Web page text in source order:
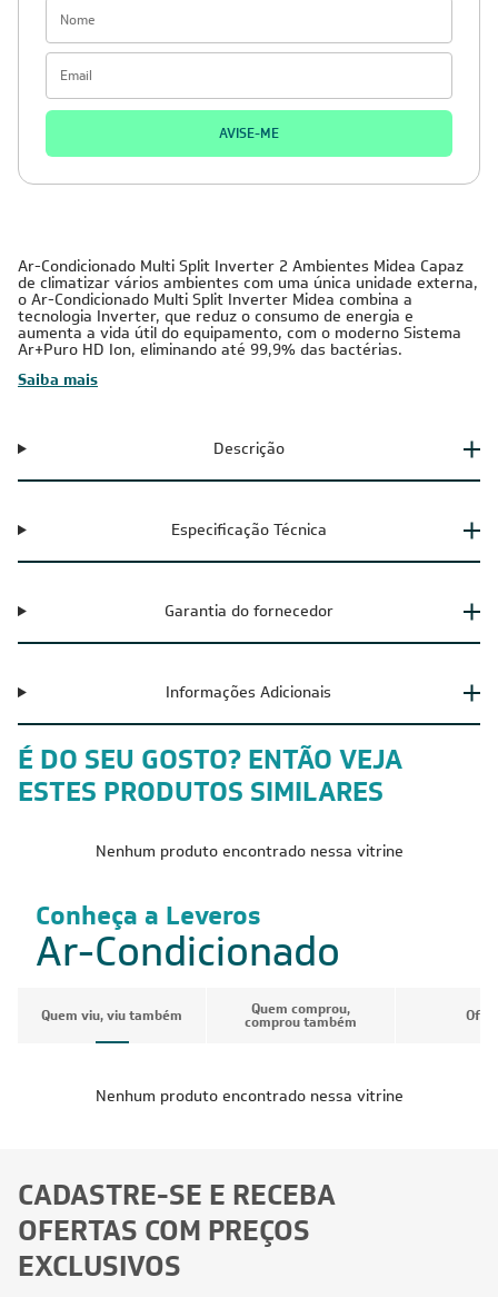
AVISE-ME
Ar-Condicionado Multi Split Inverter 2 Ambientes Midea Capaz
de climatizar vários ambientes com uma única unidade externa,
o Ar-Condicionado Multi Split Inverter Midea combina a
tecnologia Inverter, que reduz o consumo de energia e
aumenta a vida útil do equipamento, com o moderno Sistema
Ar+Puro HD Ion, eliminando até 99,9% das bactérias.
Saiba mais
Descrição
Especificação Técnica
Garantia do fornecedor
Informações Adicionais
É DO SEU GOSTO? ENTÃO VEJA
ESTES PRODUTOS SIMILARES
Nenhum produto encontrado nessa vitrine
Conheça a Leveros
Ar-Condicionado
Quem viu, viu também Quem comprou,
comprou também
Nenhum produto encontrado nessa vitrine
CADASTRE-SE E RECEBA
OFERTAS COM PREÇOS
EXCLUSIVOS